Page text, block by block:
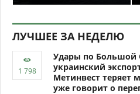
ЛУЧШЕЕ ЗА НЕДЕЛЮ
Удары по Большой
украинский
Метинвест теряет
уже говорит о